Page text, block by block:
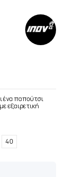
ένα παπούτσι
εξαιρετική
40